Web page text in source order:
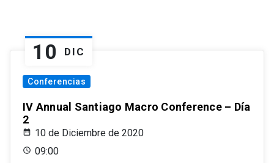
10 DIC
Conferencias
IV Annual Santiago Macro Conference – Día
2
10 de Diciembre de 2020
09:00